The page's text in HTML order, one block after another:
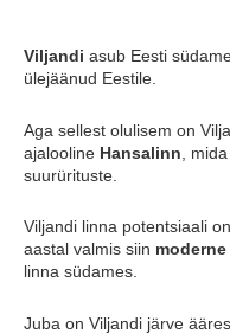
Viljandi asub Eesti
ülejäänud Eestile.
Aga sellest olulisem on
ajalooline Hansalinn ,
suurürituste.
Viljandi linna potentsiaali
aastal valmis siin
linna südames.
Juba on Viljandi järve